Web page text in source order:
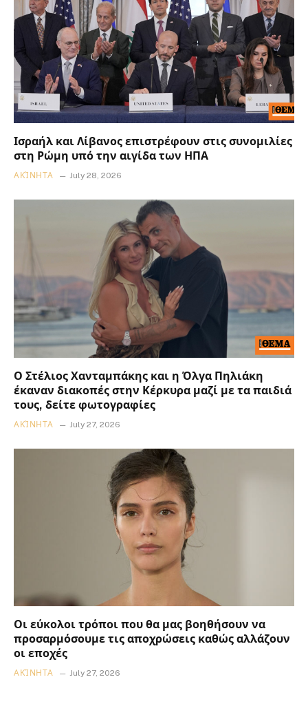
Ισραήλ και Λίβανος επιστρέφουν στις συνομιλίες
στη Ρώμη υπό την αιγίδα των ΗΠΑ
ΑΚΊΝΗΤΑ July 28, 2026
Ο Στέλιος Χανταμπάκης και η Όλγα Πηλιάκη
έκαναν διακοπές στην Κέρκυρα μαζί με τα παιδιά
τους, δείτε φωτογραφίες
ΑΚΊΝΗΤΑ July 27, 2026
Οι εύκολοι τρόποι που θα μας βοηθήσουν να
προσαρμόσουμε τις αποχρώσεις καθώς αλλάζουν
οι εποχές
ΑΚΊΝΗΤΑ July 27, 2026